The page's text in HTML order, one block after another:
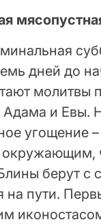
дней до
и Евы.
угощение
окружающим,
берут с
на пути.